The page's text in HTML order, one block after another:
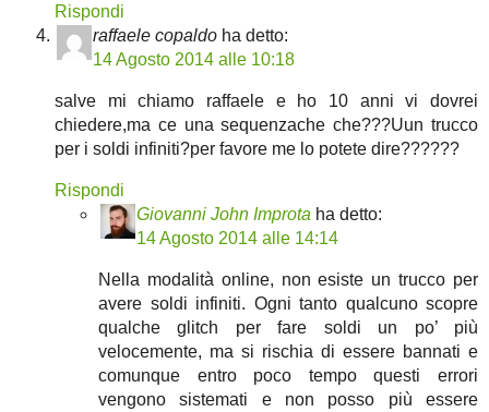
Rispondi
raffaele copaldo ha detto:
14 Agosto 2014 alle 10:18
salve mi chiamo raffaele e ho 10 anni vi dovrei
chiedere,ma ce una sequenzache che???Uun trucco
per i soldi infiniti?per favore me lo potete dire??????
Rispondi
Giovanni John Improta ha detto:
14 Agosto 2014 alle 14:14
Nella modalità online, non esiste un trucco per
avere soldi infiniti. Ogni tanto qualcuno scopre
qualche glitch per fare soldi un po’ più
velocemente, ma si rischia di essere bannati e
comunque entro poco tempo questi errori
vengono sistemati e non posso più essere